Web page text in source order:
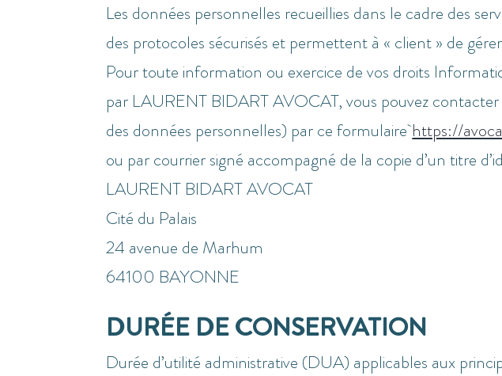
Les données personnelles recueillies dans le cadre des
des protocoles sécurisés et permettent à « client » de
Pour toute information ou exercice de vos droits
par LAURENT BIDART AVOCAT, vous pouvez
des données personnelles) par ce formulairehttps://
ou par courrier signé accompagné de la copie d’un titre
LAURENT BIDART AVOCAT
Cité du Palais
24 avenue de Marhum
64100 BAYONNE
DURÉE DE CONSERVATION
Durée d’utilité administrative (DUA) applicables aux